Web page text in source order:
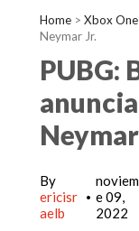
Home > Xbox One
Neymar Jr.
PUBG:
By
ericisr
aelb
• e 09,
2022